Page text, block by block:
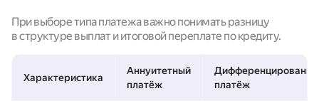
При выборе типа платежа важно понимать разницу
в структуре выплат и итоговой переплате по кредиту.
Характеристика
Аннуитетный
платёж
платёж